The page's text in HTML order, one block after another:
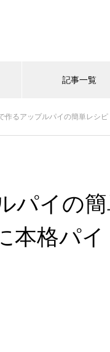
記事一覧
作るアップルパイの簡単レシ
パイの
本格パイ